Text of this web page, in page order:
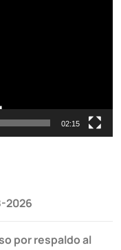
02:15
2026
por respaldo al